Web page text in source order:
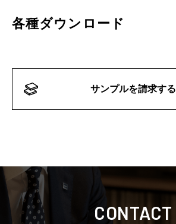
各種ダウンロード
サンプルを請求する
CONTACT